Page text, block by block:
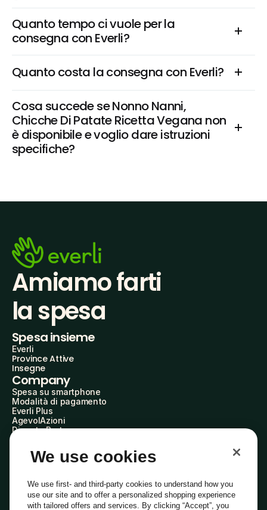
Quanto tempo ci vuole per la
consegna con Everli?
Quanto costa la consegna con Everli?
Cosa succede se Nonno Nanni,
Chicche Di Patate Ricetta Vegana non
è disponibile e voglio dare istruzioni
specifiche?
Amiamo farti
la spesa
Spesa insieme
Everli
Province Attive
Insegne
Company
Spesa su smartphone
Modalità di pagamento
Everli Plus
AgevolAzioni
Diventa Partner
Everli Shoppers
About Us
Everli News
Domande frequenti
Lavora con noi
We use cookies
We use first- and third-party cookies to understand how you
use our site and to offer a personalized shopping experience
with tailored offers and services. By clicking “Accept”, you